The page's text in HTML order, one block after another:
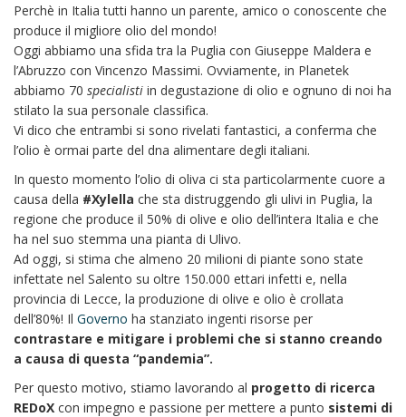
Perchè in Italia tutti hanno un parente, amico o conoscente che
produce il migliore olio del mondo!
Oggi abbiamo una sfida tra la Puglia con Giuseppe Maldera e
l’Abruzzo con Vincenzo Massimi. Ovviamente, in Planetek
abbiamo 70 specialisti in degustazione di olio e ognuno di noi ha
stilato la sua personale classifica.
Vi dico che entrambi si sono rivelati fantastici, a conferma che
l’olio è ormai parte del dna alimentare degli italiani.
In questo momento l’olio di oliva ci sta particolarmente cuore a
causa della #Xylella che sta distruggendo gli ulivi in Puglia, la
regione che produce il 50% di olive e olio dell’intera Italia e che
ha nel suo stemma una pianta di Ulivo.
Ad oggi, si stima che almeno 20 milioni di piante sono state
infettate nel Salento su oltre 150.000 ettari infetti e, nella
provincia di Lecce, la produzione di olive e olio è crollata
dell’80%! Il Governo ha stanziato ingenti risorse per
contrastare e mitigare i problemi che si stanno creando
a causa di questa “pandemia”.
Per questo motivo, stiamo lavorando al progetto di ricerca
REDoX con impegno e passione per mettere a punto sistemi di